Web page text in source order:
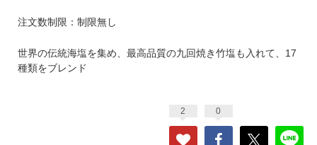
注文数制限：制限無し
世界の伝統海塩を集め、最高品質の九回焼き竹塩も入れて、17
種類をブレンド
2 0